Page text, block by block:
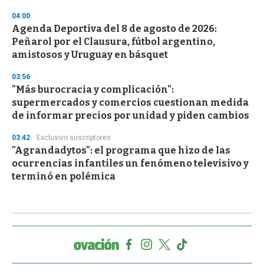
04:00
Agenda Deportiva del 8 de agosto de 2026:
Peñarol por el Clausura, fútbol argentino,
amistosos y Uruguay en básquet
03:56
"Más burocracia y complicación":
supermercados y comercios cuestionan medida
de informar precios por unidad y piden cambios
03:42 Exclusivo suscriptores
"Agrandadytos": el programa que hizo de las
ocurrencias infantiles un fenómeno televisivo y
terminó en polémica